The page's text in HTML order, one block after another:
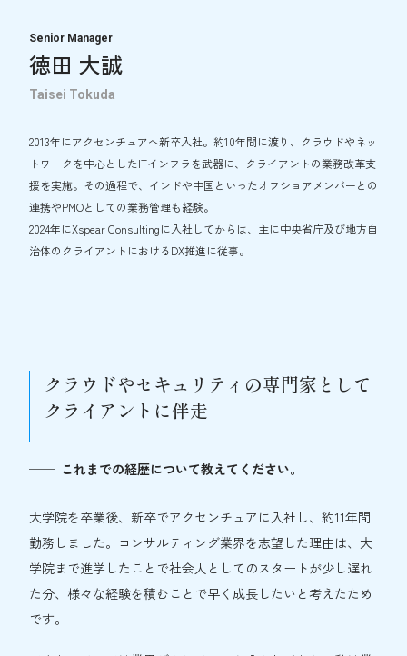
Senior Manager
徳田 大誠
Taisei Tokuda
2013年にアクセンチュアへ新卒入社。約10年間に渡り、クラウドやネッ
トワークを中心としたITインフラを武器に、クライアントの業務改革支
援を実施。その過程で、インドや中国といったオフショアメンバーとの
連携やPMOとしての業務管理も経験。
2024年にXspear Consultingに入社してからは、主に中央省庁及び地方自
治体のクライアントにおけるDX推進に従事。
クラウドやセキュリティの専門家として
クライアントに伴走
これまでの経歴について教えてください。
大学院を卒業後、新卒でアクセンチュアに入社し、約11年間
勤務しました。コンサルティング業界を志望した理由は、大
学院まで進学したことで社会人としてのスタートが少し遅れ
た分、様々な経験を積むことで早く成長したいと考えたため
です。